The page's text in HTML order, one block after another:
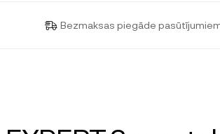
Bezmaksas piegāde